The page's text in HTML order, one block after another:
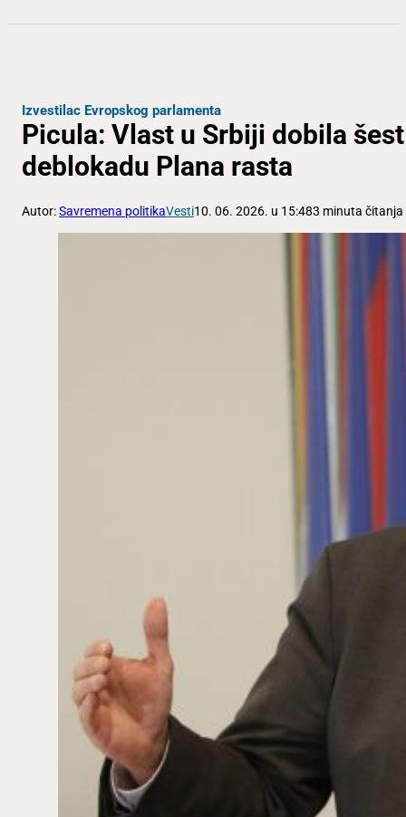
Izvestilac Evropskog parlamenta
Picula: Vlast u Srbiji dobila
deblokadu Plana rasta
Autor:Savremena politikaVesti10. 06. 2026. u 15:483 minuta čitanja